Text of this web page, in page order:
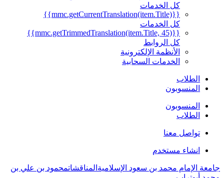
كل الخدمات
{{mmc.getCurrentTranslation(item.Title)}}
كل الخدمات
{{mmc.getTrimmedTranslation(item.Title, 45)}}
كل الروابط
الأنظمة الإلكترونية
الخدمات السحابية
الطلاب
المنسوبون
المنسوبون
الطلاب
تواصل معنا
انشاء مستخدم
جامعة الإمام محمد بن سعود الإسلامية المناقشاتمحمود بن علي بن